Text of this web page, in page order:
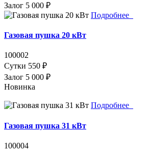
Залог 5 000 ₽
Подробнее
Газовая пушка 20 кВт
100002
Сутки 550 ₽
Залог 5 000 ₽
Новинка
Подробнее
Газовая пушка 31 кВт
100004